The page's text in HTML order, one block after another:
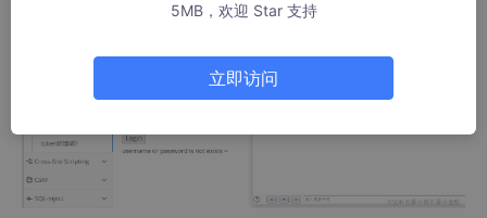
5MB，欢迎 Star 支持
立即访问